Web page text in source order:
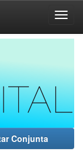
Conjunta